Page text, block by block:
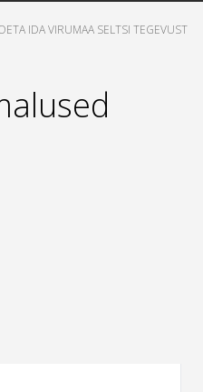
IDA VIRUMAA SELTSI TEGEVUST